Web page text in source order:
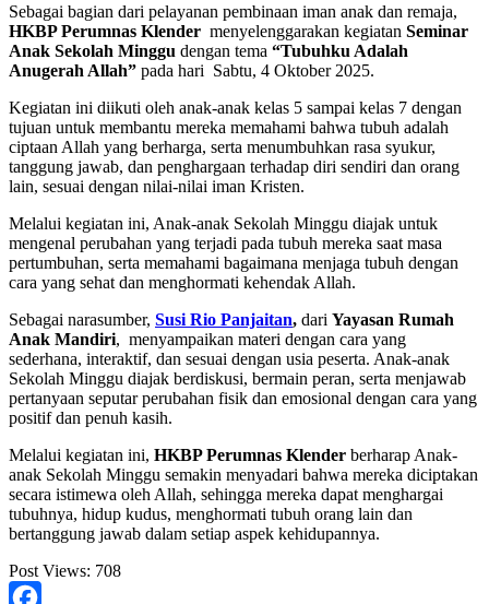
Sebagai bagian dari pelayanan pembinaan iman anak dan remaja,
HKBP Perumnas Klender menyelenggarakan kegiatan Seminar
Anak Sekolah Minggu dengan tema “Tubuhku Adalah
Anugerah Allah” pada hari Sabtu, 4 Oktober 2025.
Kegiatan ini diikuti oleh anak-anak kelas 5 sampai kelas 7 dengan
tujuan untuk membantu mereka memahami bahwa tubuh adalah
ciptaan Allah yang berharga, serta menumbuhkan rasa syukur,
tanggung jawab, dan penghargaan terhadap diri sendiri dan orang
lain, sesuai dengan nilai-nilai iman Kristen.
Melalui kegiatan ini, Anak-anak Sekolah Minggu diajak untuk
mengenal perubahan yang terjadi pada tubuh mereka saat masa
pertumbuhan, serta memahami bagaimana menjaga tubuh dengan
cara yang sehat dan menghormati kehendak Allah.
Sebagai narasumber, Susi Rio Panjaitan, dari Yayasan Rumah
Anak Mandiri, menyampaikan materi dengan cara yang
sederhana, interaktif, dan sesuai dengan usia peserta. Anak-anak
Sekolah Minggu diajak berdiskusi, bermain peran, serta menjawab
pertanyaan seputar perubahan fisik dan emosional dengan cara yang
positif dan penuh kasih.
Melalui kegiatan ini, HKBP Perumnas Klender berharap Anak-
anak Sekolah Minggu semakin menyadari bahwa mereka diciptakan
secara istimewa oleh Allah, sehingga mereka dapat menghargai
tubuhnya, hidup kudus, menghormati tubuh orang lain dan
bertanggung jawab dalam setiap aspek kehidupannya.
Post Views: 708